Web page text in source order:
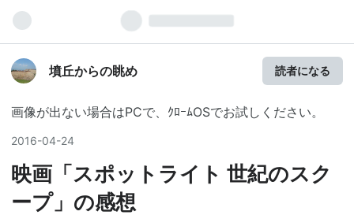
墳丘からの眺め 読者になる
画像が出ない場合はPCで、ｸﾛｰﾑOSでお試しください。
2016-04-24
映画「スポットライト 世紀のスク
ープ」の感想